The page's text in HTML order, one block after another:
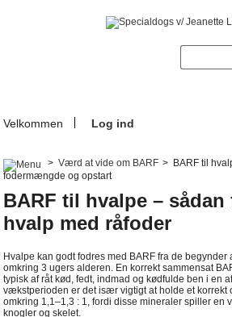
Velkommen Log ind
> Værd at vide om BARF > BARF til
fodermængde og opstart
BARF til hvalpe –
hvalp med råfoder
Hvalpe kan godt fodres med BARF fra de begynder
omkring 3 ugers alderen. En korrekt sammensat
typisk af råt kød, fedt, indmad og kødfulde ben i en
vækstperioden er det især vigtigt at holde et korrekt
omkring 1,1–1,3 : 1, fordi disse mineraler spiller en
knogler og skelet.